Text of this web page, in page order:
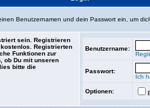
Benutzernamen und dein Passwort ein, um
sein. Registrieren
Registrierten
Funktionen zur
ob Du mit unseren
bitte die
Benutzername:
Passwort:
Ich
Optionen: